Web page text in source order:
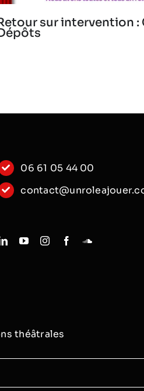
sur intervention :
06 61 05 44 00
théâtrales